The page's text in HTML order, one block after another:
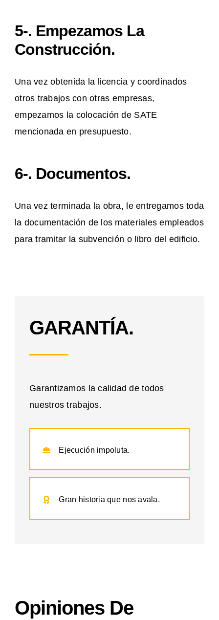
5-. Empezamos La
Construcción.
Una vez obtenida la licencia y coordinados
otros trabajos con otras empresas,
empezamos la colocación de SATE
mencionada en presupuesto.
6-. Documentos.
Una vez terminada la obra, le entregamos toda
la documentación de los materiales empleados
para tramitar la subvención o libro del edificio.
GARANTÍA.
Garantizamos la calidad de todos
nuestros trabajos.
Ejecución impoluta.
Gran historia que nos avala.
Opiniones De